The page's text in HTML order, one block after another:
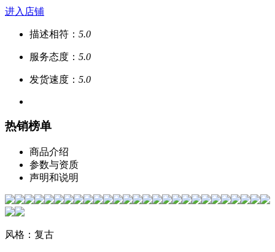
进入店铺
描述相符： 5.0
服务态度： 5.0
发货速度： 5.0
热销榜单
商品介绍
参数与资质
声明和说明
风格：复古